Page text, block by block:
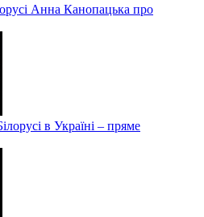
Анна Канопацька про
в Україні – пряме